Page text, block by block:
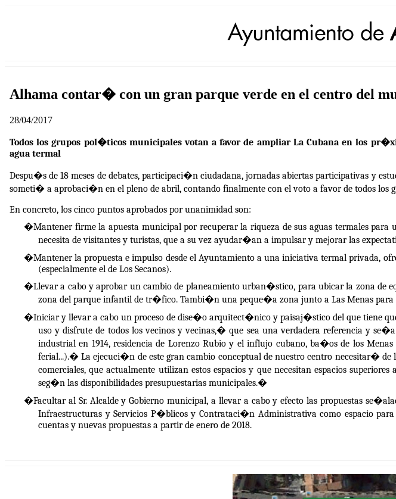
Alhama contar� con un gran parque verde en el centro del
28/04/2017
Todos los grupos pol�ticos municipales votan a favor de ampliar La Cubana en los
agua termal
Despu�s de 18 meses de debates, participaci�n ciudadana, jornadas abiertas participativas y
someti� a aprobaci�n en el pleno de abril, contando finalmente con el voto a favor de todos los
En concreto, los cinco puntos aprobados por unanimidad son:
�Mantener firme la apuesta municipal por recuperar la riqueza de sus aguas termales
necesita de visitantes y turistas, que a su vez ayudar�an a impulsar y mejorar las
�Mantener la propuesta e impulso desde el Ayuntamiento a una iniciativa termal privada,
(especialmente el de Los Secanos).
�Llevar a cabo y aprobar un cambio de planeamiento urban�stico, para ubicar la zona de
zona del parque infantil de tr�fico. Tambi�n una peque�a zona junto a Las Menas
�Iniciar y llevar a cabo un proceso de dise�o arquitect�nico y paisaj�stico del que tiene
uso y disfrute de todos los vecinos y vecinas,� que sea una verdadera referencia y
industrial en 1914, residencia de Lorenzo Rubio y el influjo cubano, ba�os de los
ferial...).� La ejecuci�n de este gran cambio conceptual de nuestro centro necesitar�
comerciales, que actualmente utilizan estos espacios y que necesitan espacios
seg�n las disponibilidades presupuestarias municipales.�
�Facultar al Sr. Alcalde y Gobierno municipal, a llevar a cabo y efecto las propuestas
Infraestructuras y Servicios P�blicos y Contrataci�n Administrativa como espacio
cuentas y nuevas propuestas a partir de enero de 2018.